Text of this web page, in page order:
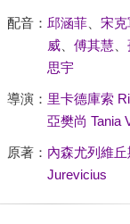
配音： 邱涵菲、 宋克
威、 傅其慧、
思宇
導演： 里卡德庫索
亞樊尚 Tania
原著： 內森尤列維
Jurevicius